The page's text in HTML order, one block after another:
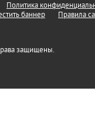
Политика
баннер Правила
защищены.